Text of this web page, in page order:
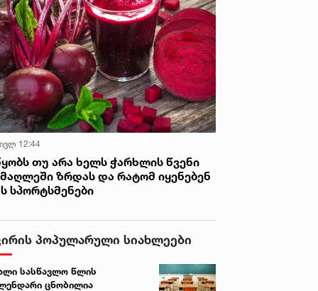
12:44
თუ არა ხელს ჭარხლის წვენი
ზრდას და რატომ იყენებენ
სპორტსმენები
პოპულარული სიახლეები
სასწავლო წლის
ცნობილია